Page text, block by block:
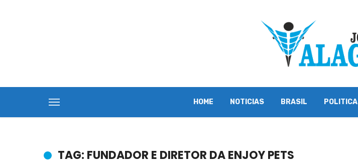
HOME NOTICIAS BRASIL POLITICA
TAG: FUNDADOR E DIRETOR DA ENJOY PETS